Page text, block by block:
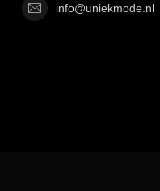
info@uniekmode.nl